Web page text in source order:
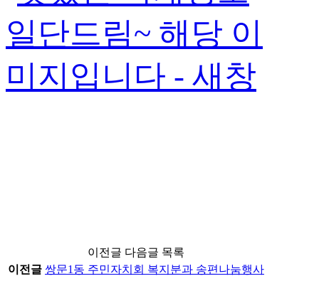
이전글 다음글 목록
이전글 쌍문1동 주민자치회 복지분과 송편나눔행사